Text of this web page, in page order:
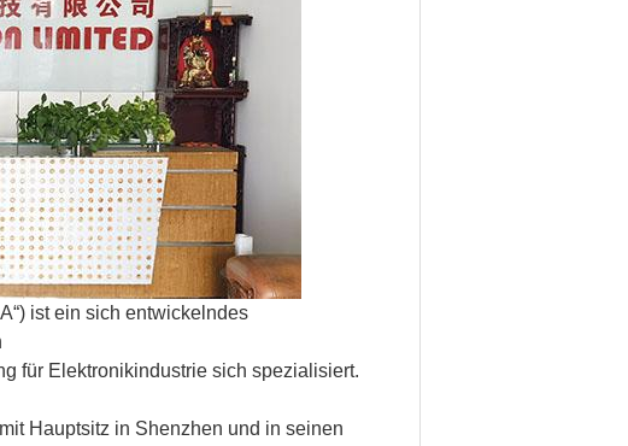
ist ein sich entwickelndes
für Elektronikindustrie sich spezialisiert.
Hauptsitz in Shenzhen und in seinen